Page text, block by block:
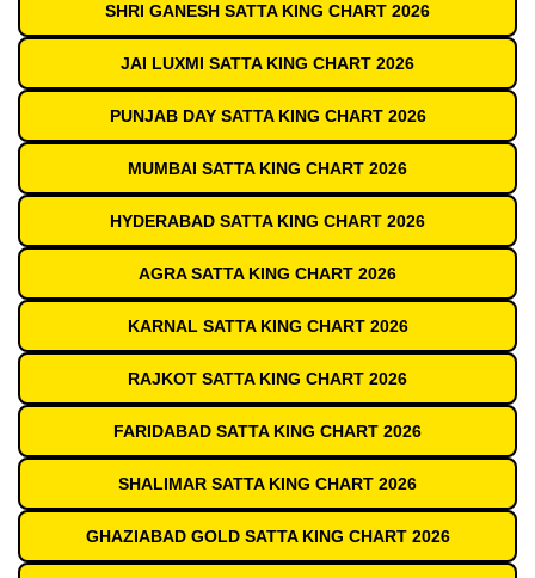
SHRI GANESH SATTA KING CHART 2026
JAI LUXMI SATTA KING CHART 2026
PUNJAB DAY SATTA KING CHART 2026
MUMBAI SATTA KING CHART 2026
HYDERABAD SATTA KING CHART 2026
AGRA SATTA KING CHART 2026
KARNAL SATTA KING CHART 2026
RAJKOT SATTA KING CHART 2026
FARIDABAD SATTA KING CHART 2026
SHALIMAR SATTA KING CHART 2026
GHAZIABAD GOLD SATTA KING CHART 2026